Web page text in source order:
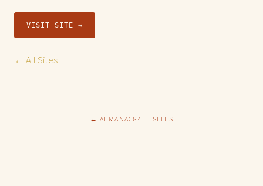
VISIT SITE →
← All Sites
← ALMANAC84 · SITES